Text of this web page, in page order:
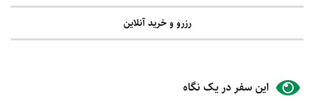
رزرو و خرید آنلاین
این سفر در یک نگاه